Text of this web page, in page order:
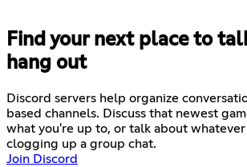
Find your next place to
hang out
Discord servers help organize
based channels. Discuss that newest
what you're up to, or talk about
clogging up a group chat.
Join Discord